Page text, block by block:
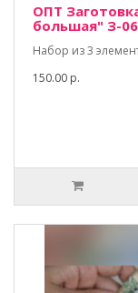
ОПТ
большая" З-
Набор из 3
150.00 р.